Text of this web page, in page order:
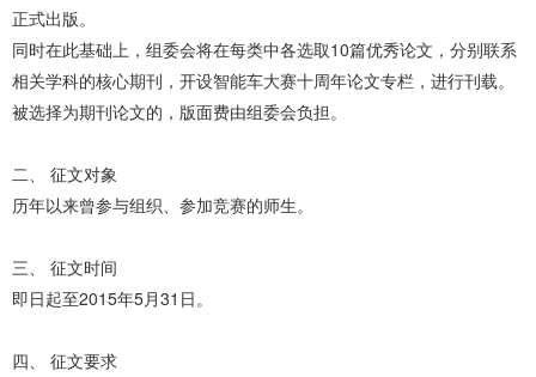
正式出版。
同时在此基础上，组委会将在每类中各选取10篇优秀论文，分别联系
相关学科的核心期刊，开设智能车大赛十周年论文专栏，进行刊载。
被选择为期刊论文的，版面费由组委会负担。
二、 征文对象
历年以来曾参与组织、参加竞赛的师生。
三、 征文时间
即日起至2015年5月31日。
四、 征文要求